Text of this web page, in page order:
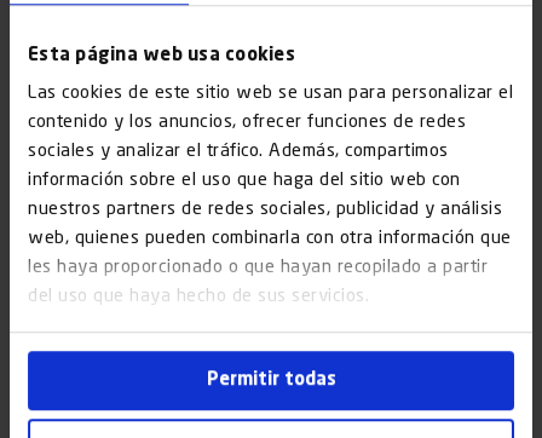
Esta página web usa cookies
Las cookies de este sitio web se usan para personalizar el
contenido y los anuncios, ofrecer funciones de redes
sociales y analizar el tráfico. Además, compartimos
información sobre el uso que haga del sitio web con
nuestros partners de redes sociales, publicidad y análisis
web, quienes pueden combinarla con otra información que
les haya proporcionado o que hayan recopilado a partir
del uso que haya hecho de sus servicios.
Permitir todas
implementando tendencias en diseño de interiores,
técnicas de acabados novedosas y materiales duraderos
y resistentes, que favorezcan la arquitectura del portal.
También puedes ir más allá y llevar a cabo la
rehabilitación de la fachada .
Instalación, reparación o actualización de
sistemas de seguridad: La seguridad es un aspecto
clave para cualquier inquilino. Gracias a la reforma de
portal de comunidad, se puede brindar mayor protección
a los habitantes o visitantes de un inmueble,
incorporando sistemas de seguridad actualizados con